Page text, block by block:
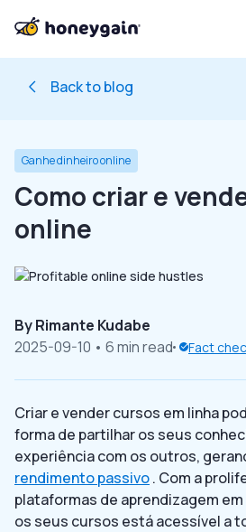
Back to blog
Ganhe dinheiro online
Como criar e
online
ByRimante Kudabe
2025-09-10 • 6 min read Fact
Criar e vender cursos em linha
forma de partilhar os seus
experiência com os outros,
rendimento passivo. Com a
plataformas de aprendizagem
os seus cursos está acessível a